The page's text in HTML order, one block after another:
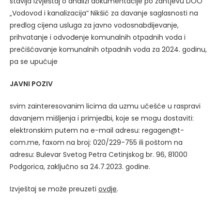
„Vodovod i kanalizacija“ Nikšić za davanje saglasnosti na
predlog cijena usluga za javno vodosnabdijevanje,
prihvatanje i odvođenje komunalnih otpadnih voda i
prečišćavanje komunalnih otpadnih voda za 2024. godinu,
pa se upućuje
JAVNI POZIV
svim zainteresovanim licima da uzmu učešće u raspravi
davanjem mišljenja i primjedbi, koje se mogu dostaviti:
elektronskim putem na e-mail adresu: regagen@t-
com.me, faxom na broj: 020/229-755 ili poštom na
adresu: Bulevar Svetog Petra Cetinjskog br. 96, 81000
Podgorica, zaključno sa 24.7.2023. godine.
Izvještaj se može preuzeti ovdje.